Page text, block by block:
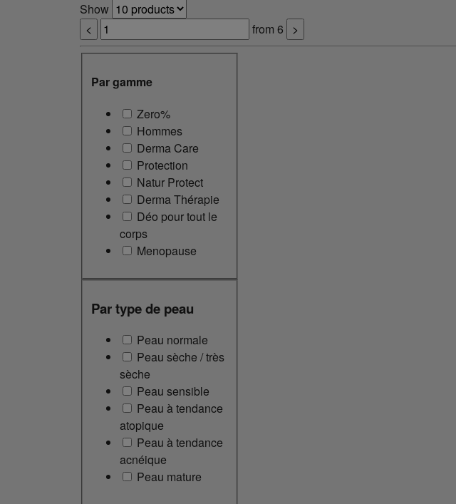
Show
<
from 6 >
Par gamme
Zero%
Hommes
Derma Care
Protection
Natur Protect
Derma Thérapie
Déo pour tout le
corps
Menopause
Par type de peau
Peau normale
Peau sèche / très
sèche
Peau sensible
Peau à tendance
atopique
Peau à tendance
acnéique
Peau mature